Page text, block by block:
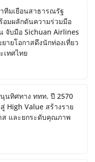
ทีมเยือนสาธารณรัฐ
มผลักดันความร่วมมือ
จับมือ Sichuan Airlines
ายโอกาสดึงนักท่องเที่ยว
ทศไทย
นทิศทาง ททท. ปี 2570
High Value สร้างราย
ส และยกระดับคุณภาพ